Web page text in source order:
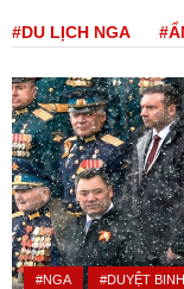
#DU LỊCH NGA
#NGA #DUYỆT BINH